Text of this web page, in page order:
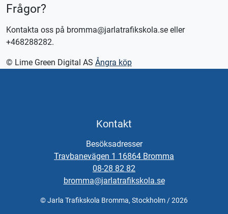
🏍️ 12 st manövreringspass á 50 minuter
🏍️ 150 minuter landsvägskörning
📘 Riskutbildning del 1 (Riskettan)
⚠️ Riskutbildning del 2 (Risktvåan)
✅ Utbildningskontroll
tryggt, effektivt och på dina villkor.
Om återbetalning sker vid avbruten utbildning debiteras MC-
ställ samt redan förbrukade lektioner till fullt pris, samt ett
extra avdrag på totalbeloppet för lektionerna på 10% enligt
Vid önskemål om betalning via faktura, vänligen kontakta
Frågor?
Kontakta oss på bromma@jarlatrafikskola.se eller
+468288282.
© Lime Green Digital AS Ångra köp
Kontakt
Besöksadresser
Travbanevägen 1 16864 Bromma
08-28 82 82
bromma@jarlatrafikskola.se
© Jarla Trafikskola Bromma, Stockholm / 2026